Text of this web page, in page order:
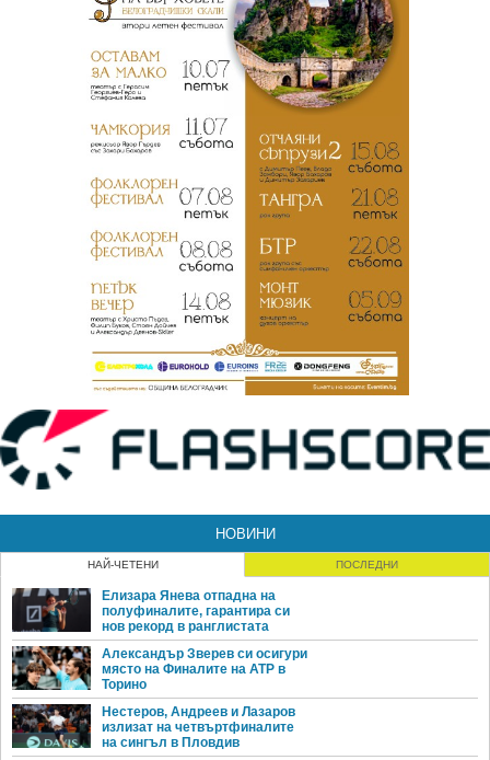
НОВИНИ
НАЙ-ЧЕТЕНИ ПОСЛЕДНИ
Елизара Янева отпадна на
полуфиналите, гарантира си
нов рекорд в ранглистата
Александър Зверев си осигури
място на Финалите на ATP в
Торино
Нестеров, Андреев и Лазаров
излизат на четвъртфиналите
на сингъл в Пловдив